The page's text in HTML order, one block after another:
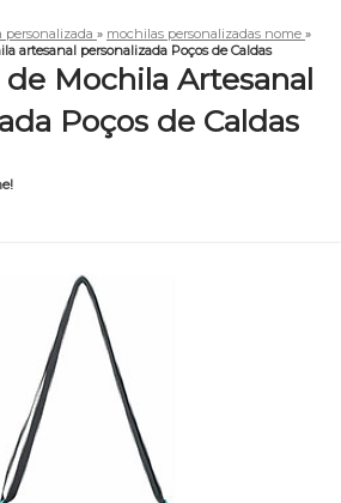
personalizada » mochilas personalizadas nome »
artesanal personalizada Poços de Caldas
Mochila Artesanal
Poços de Caldas